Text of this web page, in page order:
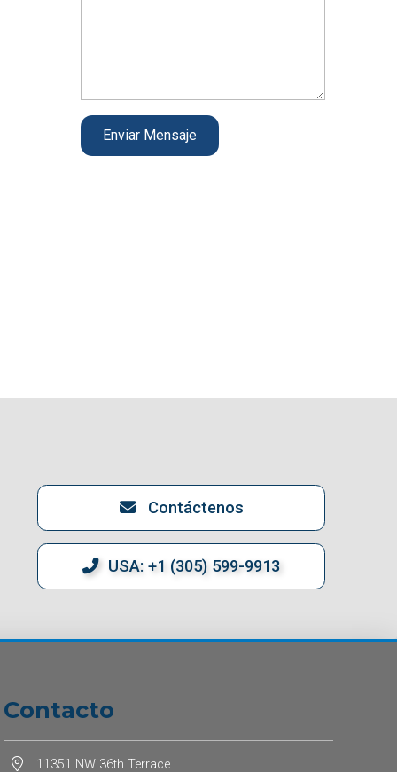
Contáctenos
USA: +1 (305) 599-9913
Contacto
11351 NW 36th Terrace